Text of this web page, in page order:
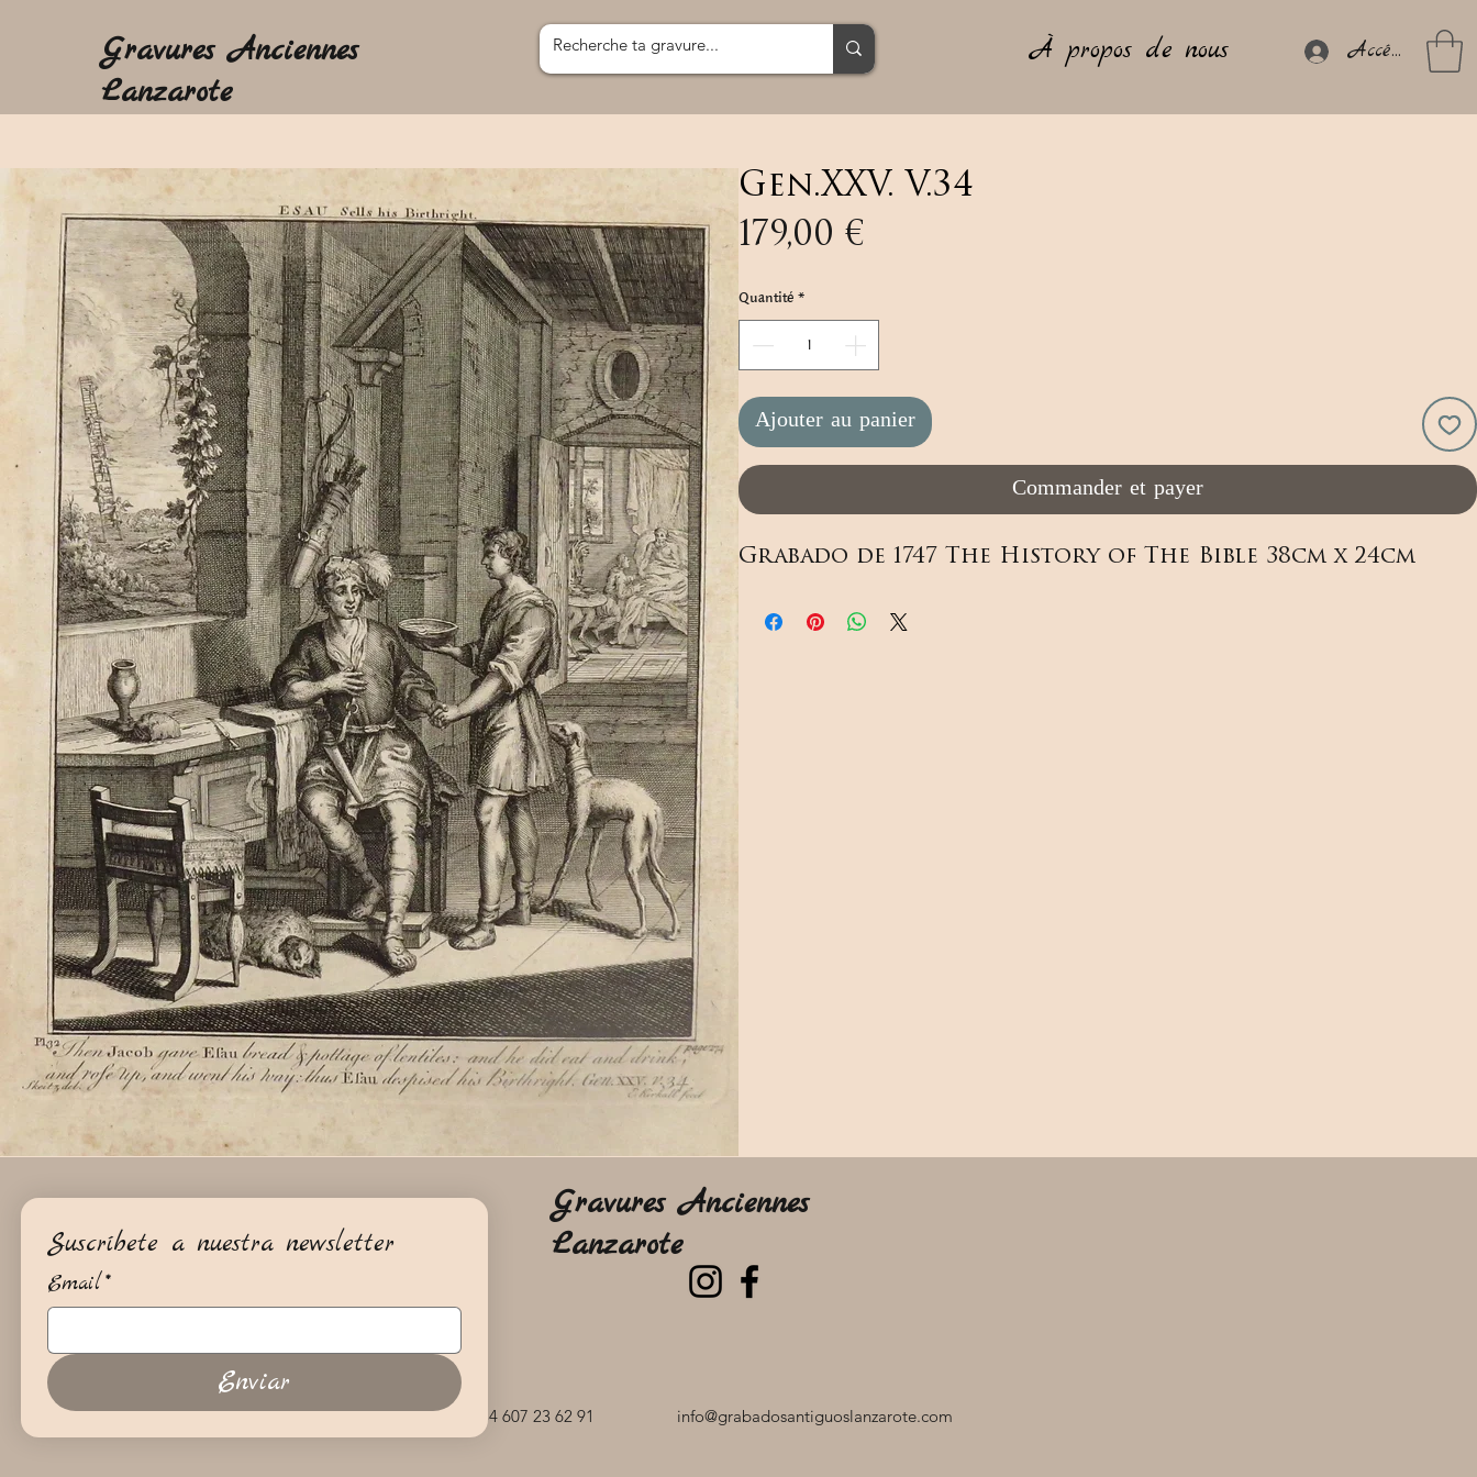
Gravures Anciennes
Lanzarote
À propos de nous Accéder
Gen.XXV. V.34
179,00 €
Quantité*
Ajouter au panier
Commander et payer
Grabado de 1747 The History of The Bible 38cm x 24cm
+34 607 23 62 91 info@grabadosantiguoslanzarote.com
Gravures Anciennes
Lanzarote
Suscríbete a nuestra newsletter
Email*
Enviar